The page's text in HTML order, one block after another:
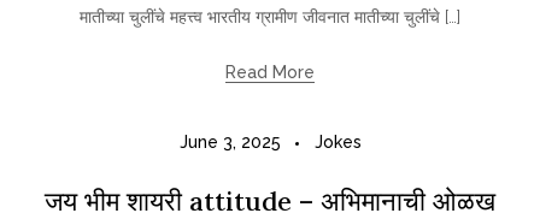
मातीच्या चुलींचे महत्त्व भारतीय ग्रामीण जीवनात मातीच्या चुलींचे […]
Read More
June 3, 2025 Jokes
जय भीम शायरी attitude – अभिमानाची ओळख